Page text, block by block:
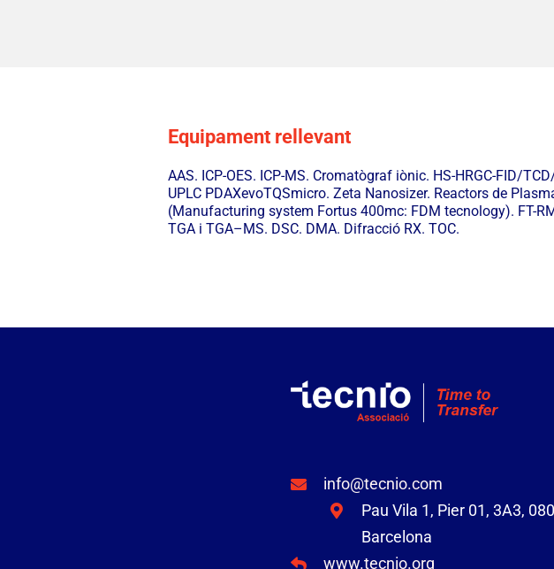
Equipament rellevant
AAS. ICP-OES. ICP-MS. Cromatògraf iònic. HS-HRGC-FID/
UPLC PDAXevoTQSmicro. Zeta Nanosizer. Reactors de
(Manufacturing system Fortus 400mc: FDM tecnology). FT-
TGA i TGA–MS. DSC. DMA. Difracció RX. TOC.
info@tecnio.com
Pau Vila 1, Pier 01, 3A3,
Barcelona
www.tecnio.org